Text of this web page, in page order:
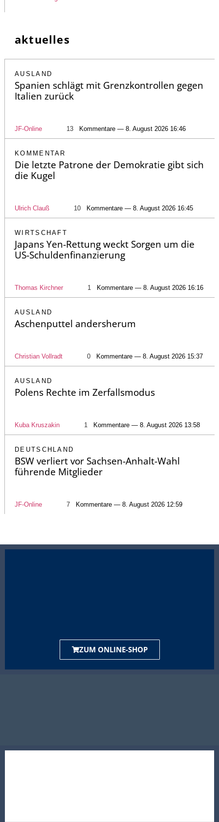
aktuelles
AUSLAND
Spanien schlägt mit Grenzkontrollen gegen
Italien zurück
JF-Online 13 Kommentare — 8. August 2026 16:46
KOMMENTAR
Die letzte Patrone der Demokratie gibt sich
die Kugel
Ulrich Clauß 10 Kommentare — 8. August 2026 16:45
WIRTSCHAFT
Japans Yen-Rettung weckt Sorgen um die
US-Schuldenfinanzierung
Thomas Kirchner 1 Kommentare — 8. August 2026 16:16
AUSLAND
Aschenputtel andersherum
Christian Vollradt 0 Kommentare — 8. August 2026 15:37
AUSLAND
Polens Rechte im Zerfallsmodus
Kuba Kruszakin 1 Kommentare — 8. August 2026 13:58
DEUTSCHLAND
BSW verliert vor Sachsen-Anhalt-Wahl
führende Mitglieder
JF-Online 7 Kommentare — 8. August 2026 12:59
ZUM ONLINE-SHOP